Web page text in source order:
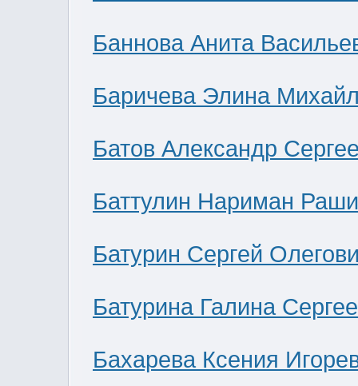
Баннова Анита
Баричева Элина
Батов Александр
Баттулин Нариман
Батурин Сергей
Батурина Галина
Бахарева Ксения